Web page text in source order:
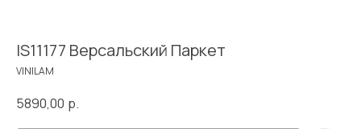
IS11177 Версальский Паркет
VINILAM
5890,00 р.